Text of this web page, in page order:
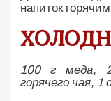
напиток
100 г меда, 2
горячего чая, 1